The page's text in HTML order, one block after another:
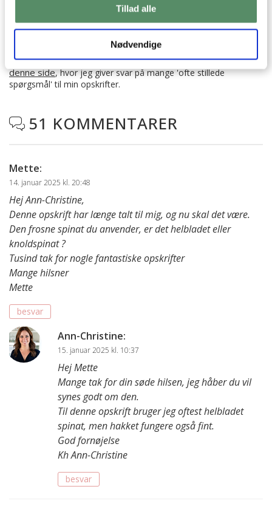
Tillad alle
Nødvendige
SPØRGSMÅL TIL OPSKRIFTEN?
Har du spørgsmål til opskriften eller lyst til at sende en sød
hilsen, så kan du skrive til mig i kommentarfeltet herunder.
Du kan måske finde svaret på dit spørgsmål i kommentarfeltet,
hvis det allerede er stillet og besvaret - eller du kan kigge på
denne side, hvor jeg giver svar på mange 'ofte stillede
spørgsmål' til min opskrifter.
 51 KOMMENTARER
Mette:
14. januar 2025 kl. 20:48
Hej Ann-Christine,
Denne opskrift har længe talt til mig, og nu skal det være.
Den frosne spinat du anvender, er det helbladet eller
knoldspinat ?
Tusind tak for nogle fantastiske opskrifter
Mange hilsner
Mette
besvar
Ann-Christine:
15. januar 2025 kl. 10:37
Hej Mette
Mange tak for din søde hilsen, jeg håber du vil
synes godt om den.
Til denne opskrift bruger jeg oftest helbladet
spinat, men hakket fungere også fint.
God fornøjelse
Kh Ann-Christine
besvar